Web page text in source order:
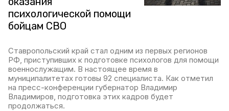
психологической помощи
бойцам СВО
Ставропольский край стал одним из первых регионов
РФ, приступивших к подготовке психологов для помощи
военнослужащим. В настоящее время в
муниципалитетах готовы 92 специалиста. Как отметил
на пресс-конференции губернатор Владимир
Владимиров, подготовка этих кадров будет
продолжаться.